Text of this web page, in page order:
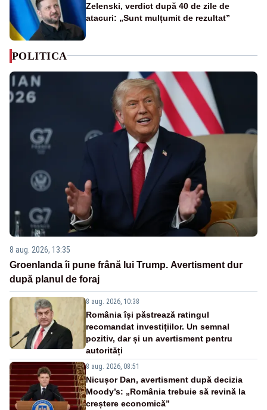
Zelenski, verdict după 40 de zile de
atacuri: „Sunt mulțumit de rezultat”
POLITICA
8 aug. 2026, 13:35
Groenlanda îi pune frână lui Trump. Avertisment dur
după planul de foraj
8 aug. 2026, 10:38
România își păstrează ratingul
recomandat investițiilor. Un semnal
pozitiv, dar și un avertisment pentru
autorități
8 aug. 2026, 08:51
Nicușor Dan, avertisment după decizia
Moody’s: „România trebuie să revină la
creștere economică”